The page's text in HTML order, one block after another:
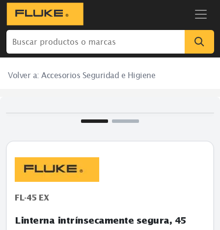
Volver a: Accesorios Seguridad e Higiene
FL-45 EX
Linterna intrínsecamente segura, 45